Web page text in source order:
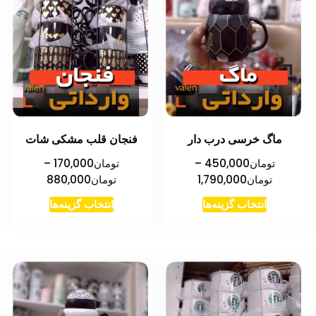
ماگ خرسی درب دار
تومان450,000
–
تومان1,790,000محدوده
انتخاب گزینه‌هااین
انواع
مختلفی
می
فنجان قلب مشکی شات
تومان170,000
–
تومان880,000
انتخاب گزینه‌هااین
انواع
مختلفی
می